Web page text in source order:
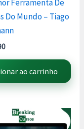
Ferramenta De
Do Mundo – Tiago
ao carrinho